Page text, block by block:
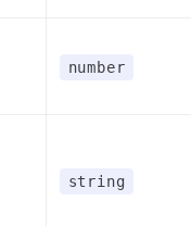
number
string